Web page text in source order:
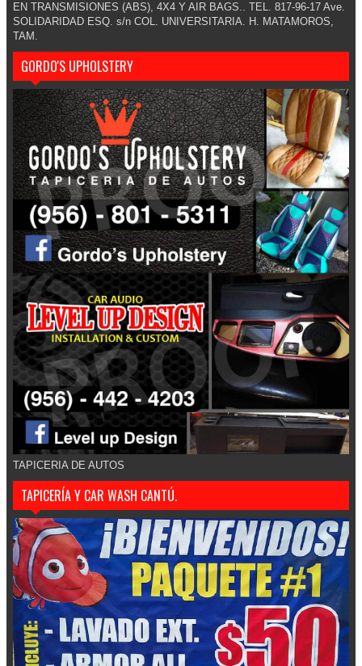
EN TRANSMISIONES (ABS), 4X4 Y AIR BAGS.. TEL. 817-96-17 Ave.
SOLIDARIDAD ESQ. s/n COL. UNIVERSITARIA. H. MATAMOROS,
TAM.
GORDO'S UPHOLSTERY
TAPICERIA DE AUTOS
TAPICERÍA Y CAR WASH CANTÚ.